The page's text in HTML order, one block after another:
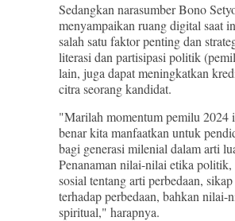
Sedangkan narasumber Bono
menyampaikan ruang digital saat
salah satu faktor penting dan
literasi dan partisipasi politik
lain, juga dapat meningkatkan
citra seorang kandidat.
"Marilah momentum pemilu 2024
benar kita manfaatkan untuk
bagi generasi milenial dalam arti
Penanaman nilai-nilai etika
sosial tentang arti perbedaan,
terhadap perbedaan, bahkan nilai-
spiritual," harapnya.